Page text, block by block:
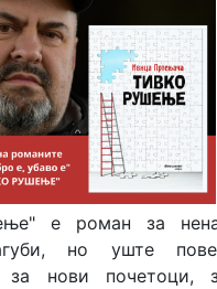
е роман за
но уште
за нови почетоци,